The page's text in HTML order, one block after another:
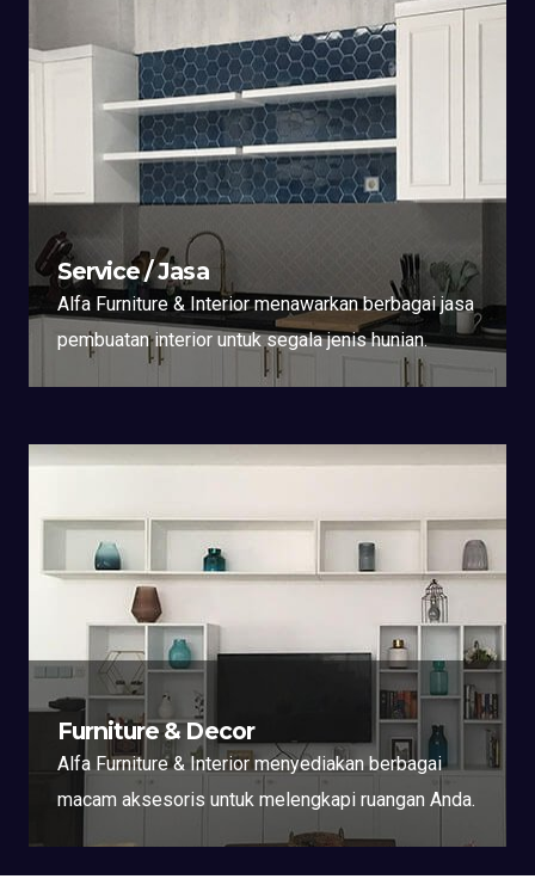
Service / Jasa
Alfa Furniture & Interior menawarkan berbagai jasa
pembuatan interior untuk segala jenis hunian.
Furniture & Decor
Alfa Furniture & Interior menyediakan berbagai
macam aksesoris untuk melengkapi ruangan Anda.